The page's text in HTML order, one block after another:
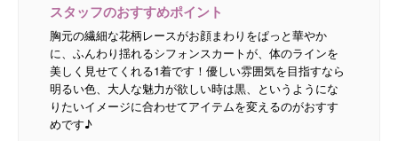
スタッフのおすすめポイント
胸元の繊細な花柄レースがお顔まわりをぱっと華やか
に、ふんわり揺れるシフォンスカートが、体のラインを
美しく見せてくれる1着です！優しい雰囲気を目指すなら
明るい色、大人な魅力が欲しい時は黒、というようにな
りたいイメージに合わせてアイテムを変えるのがおすす
めです♪